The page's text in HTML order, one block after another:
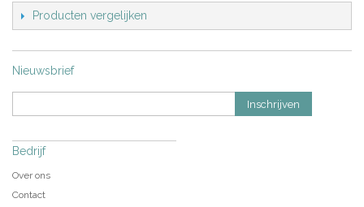
Producten vergelijken
Nieuwsbrief
Inschrijven
Bedrijf
Over ons
Contact